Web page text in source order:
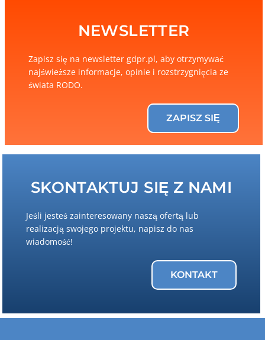
NEWSLETTER
Zapisz się na newsletter gdpr.pl, aby otrzymywać
najświeższe informacje, opinie i rozstrzygnięcia ze
świata RODO.
ZAPISZ SIĘ
SKONTAKTUJ SIĘ Z NAMI
Jeśli jesteś zainteresowany naszą ofertą lub
realizacją swojego projektu, napisz do nas
wiadomość!
KONTAKT